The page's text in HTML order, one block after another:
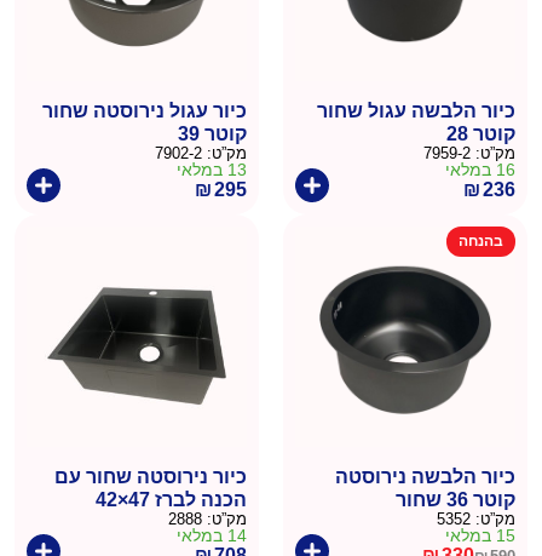
כיור הלבשה עגול שחור
קוטר 28
מק”ט: 7959-2
16 במלאי
₪236
כיור עגול נירוסטה שחור
קוטר 39
מק”ט: 7902-2
13 במלאי
₪295
בהנחה
כיור הלבשה נירוסטה
קוטר 36 שחור
מק”ט: 5352
15 במלאי
כיור נירוסטה שחור עם
הכנה לברז 47×42
מק”ט: 2888
14 במלאי